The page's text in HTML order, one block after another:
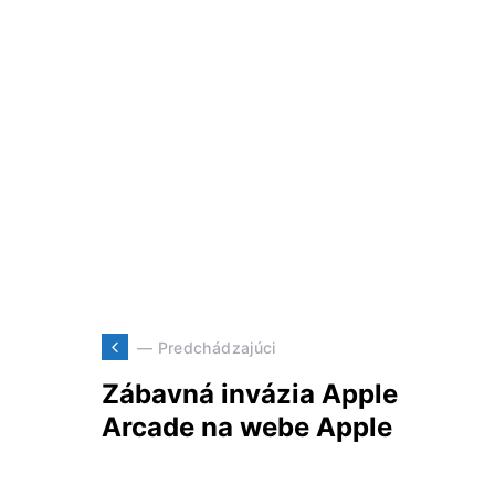
— Predchádzajúci
Zábavná invázia Apple
Arcade na webe Apple